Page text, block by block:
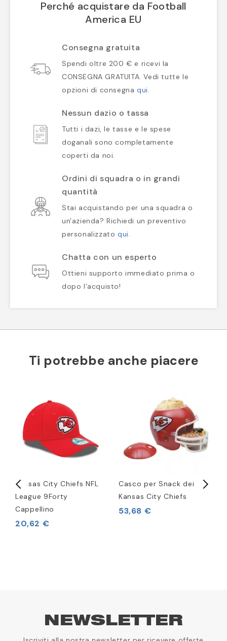
Perché acquistare da Football
America EU
Consegna gratuita
Spendi oltre 200 € e ricevi la
CONSEGNA GRATUITA. Vedi tutte le
opzioni di consegna qui.
Nessun dazio o tassa
Tutti i dazi, le tasse e le spese
doganali sono completamente
coperti da noi.
Ordini di squadra o in grandi
quantità
Stai acquistando per una squadra o
un'azienda? Richiedi un preventivo
personalizzato qui.
Chatta con un esperto
Ottieni supporto immediato prima o
dopo l'acquisto!
Ti potrebbe anche piacere
Kansas City Chiefs NFL
League 9Forty
Cappellino
20,62 €
Casco per Snack dei
Kansas City Chiefs
53,68 €
NEWSLETTER